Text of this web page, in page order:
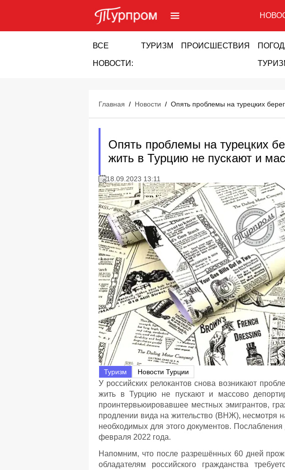
ВСЕ
НОВОСТИ:
ТУРИЗМ ПРОИСШЕСТВИЯ
Главная / Новости / Опять проблемы на турецких
Опять проблемы на турецких
жить в Турцию не пускают и
18.09.2023 13:11
Туризм Новости Турции
У российских релокантов снова возникают
жить в Турцию не пускают и массово
проинтервьюировавшее местных эмигрантов,
продлении вида на жительство (ВНЖ), несмотря
необходимых для этого документов.
февраля 2022 года.
Напомним, что после разрешённых 60 дней
обладателям российского гражданства